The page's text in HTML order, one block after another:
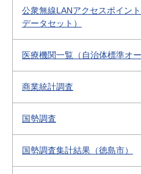
公衆無線LANアクセスポイン
データセット）
医療機関一覧（自治体標準オ
商業統計調査
国勢調査
国勢調査集計結果（徳島市）